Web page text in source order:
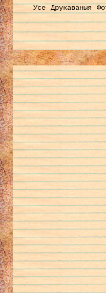
Усе Друкаваныя